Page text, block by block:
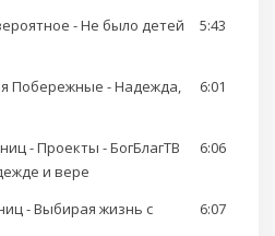
- Не было детей
5:43
Побережные - Надежда,
6:01
- Проекты - БогБлагТВ
и вере
6:06
- Выбирая жизнь с
6:07